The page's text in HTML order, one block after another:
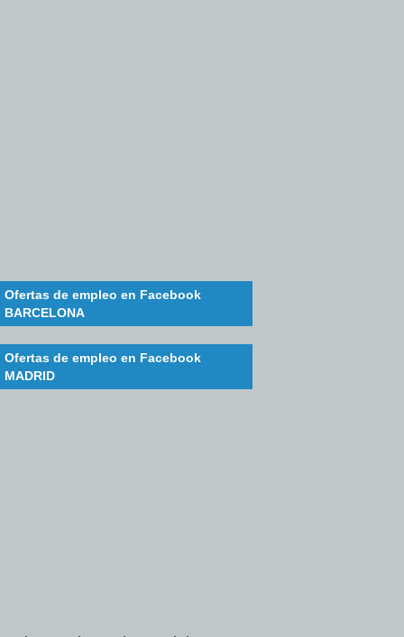
Ofertas de empleo en Facebook
BARCELONA
Ofertas de empleo en Facebook
MADRID